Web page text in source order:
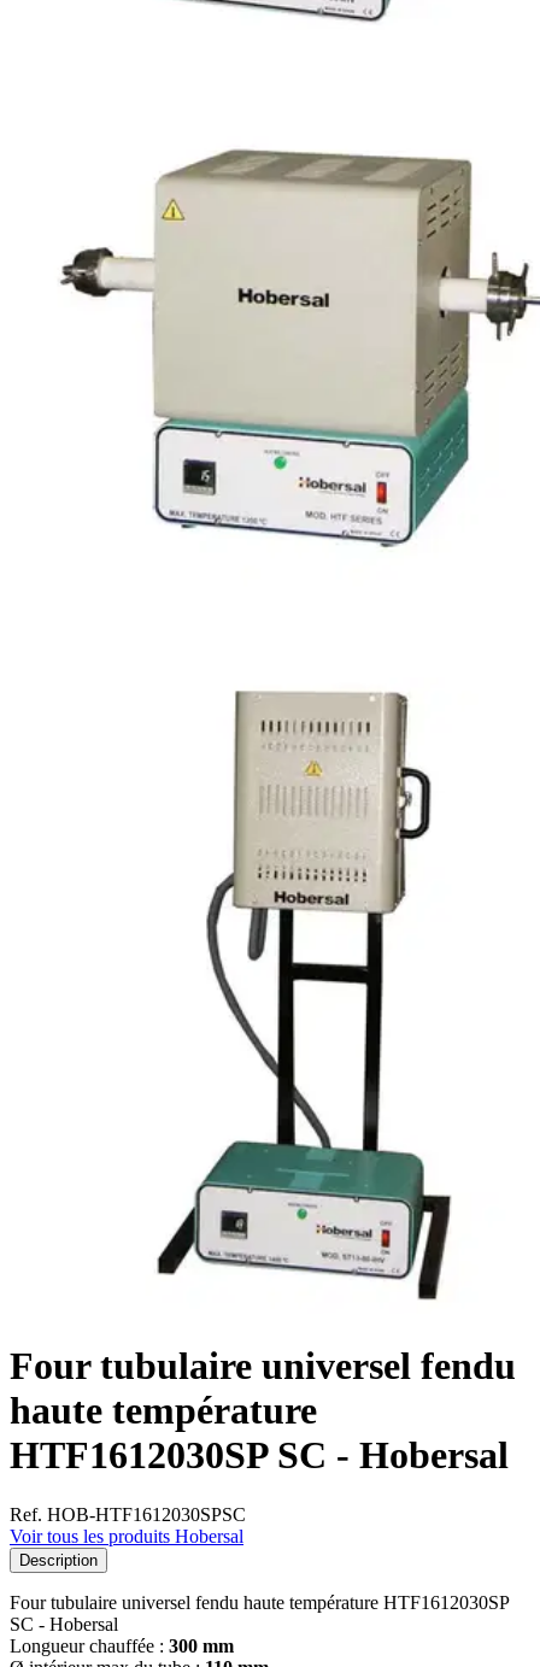
Four tubulaire universel fendu
haute température
HTF1612030SP SC - Hobersal
Ref. HOB-HTF1612030SPSC
Voir tous les produits Hobersal
Description
Four tubulaire universel fendu haute température HTF1612030SP
SC - Hobersal
Longueur chauffée : 300 mm